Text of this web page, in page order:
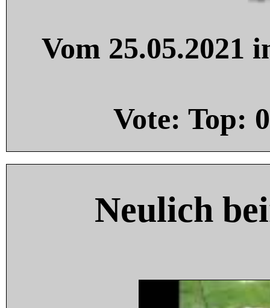
Vom 25.05.2021
Vote: Top: 0
Neulich